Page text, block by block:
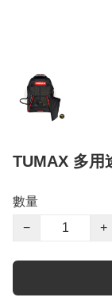
TUMAX 多用
數量
−
+